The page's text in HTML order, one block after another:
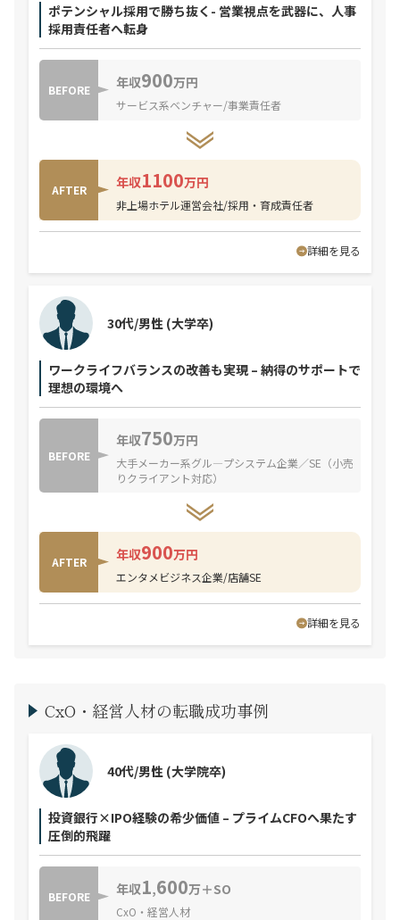
ポテンシャル採用で勝ち抜く- 営業視点を武器に、人事
採用責任者へ転身
BEFORE 年収900万円
サービス系ベンチャー/事業責任者
AFTER 年収1100万円
非上場ホテル運営会社/採用・育成責任者
詳細を見る
ワークライフバランスの改善も実現 – 納得のサポートで
理想の環境へ
30代/男性 (大学卒)
BEFORE
年収750万円
大手メーカー系グル―プシステム企業／SE（小売
りクライアント対応）
AFTER 年収900万円
エンタメビジネス企業/店舗SE
詳細を見る
CxO・経営人材の転職成功事例
投資銀行×IPO経験の希少価値 – プライムCFOへ果たす
圧倒的飛躍
40代/男性 (大学院卒)
BEFORE 年収1,600万＋SO
CxO・経営人材